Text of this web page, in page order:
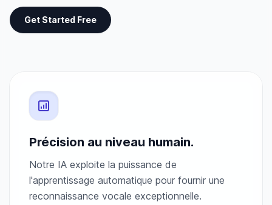
Get Started Free
Précision au niveau humain.
Notre IA exploite la puissance de
l'apprentissage automatique pour fournir une
reconnaissance vocale exceptionnelle.